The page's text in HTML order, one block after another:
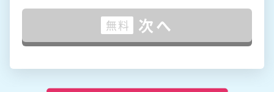
無料 次へ